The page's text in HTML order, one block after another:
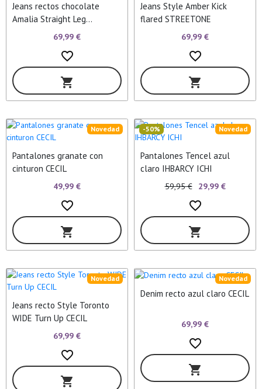
Jeans rectos chocolate
Amalia Straight Leg
STREETONE69,99 €
favorite_border
shopping_cart
Jeans Style Amber Kick
flared STREETONE
69,99 €
favorite_border
shopping_cart
Pantalones granate con
cinturon CECIL
Novedad
49,99 €
favorite_border
shopping_cart
Pantalones Tencel azul
claro IHBARCY ICHI
Novedad
-50%
59,95 € 29,99 €
favorite_border
shopping_cart
Jeans recto Style Toronto
WIDE Turn Up CECIL
Novedad
69,99 €
favorite_border
shopping_cart
Denim recto azul claro CECIL
Novedad
69,99 €
favorite_border
shopping_cart